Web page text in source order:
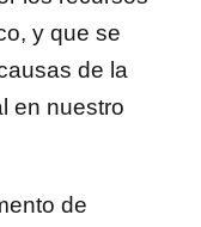
y que se
de la
en nuestro
de